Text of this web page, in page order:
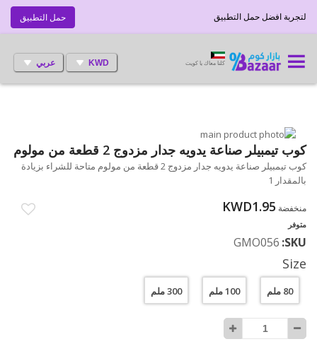
حمل التطبيق لتجربة افضل حمل التطبيق
KWD عربي كلنا معاك يا كويت
انتقل
إلى
النهاية
معرض
الصور
تخطي
إلى
بداية
معرض
الصور
كوب تيمبيلر صناعة يدويه جدار مزدوج 2 قطعة من مولوم
كوب تيمبيلر صناعة يدويه جدار مزدوج 2 قطعة من مولوم متاحة للشراء بزيادة
بالمقدار 1
منخفضة KWD1.95
متوفر
SKU
GMO056
Size
80 ملم 100 ملم 300 ملم